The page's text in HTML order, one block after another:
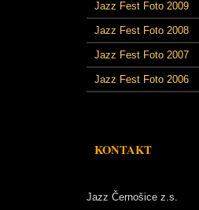
Jazz Fest Foto 2009
Jazz Fest Foto 2008
Jazz Fest Foto 2007
Jazz Fest Foto 2006
KONTAKT
Jazz Černošice z.s.